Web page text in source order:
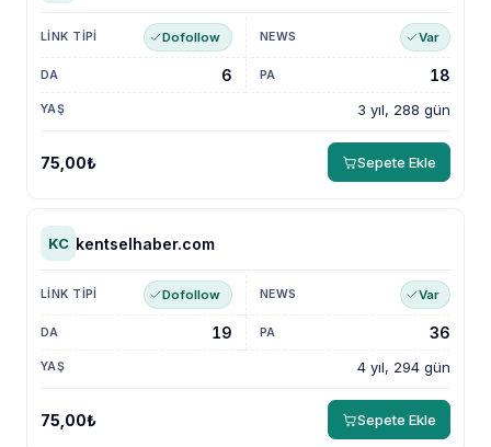
Dofollow Var
3 yıl, 288 gün
6 18
75,00₺ Sepete Ekle
KC kentselhaber.com
Dofollow Var
4 yıl, 294 gün
19 36
75,00₺ Sepete Ekle